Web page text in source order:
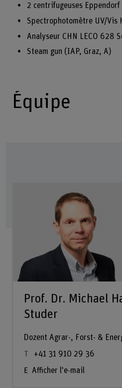
2 centrifugeuses Eppendorf
Spectrophotomètre UV/Vis
Analyseur CHN LECO 628
Steam gun (IAP, Graz, A)
Équipe
Prof. Dr. Michael
Studer
Dozent Agrar-, Forst- &
+41 31 910 29 36
Afficher l'e-mail